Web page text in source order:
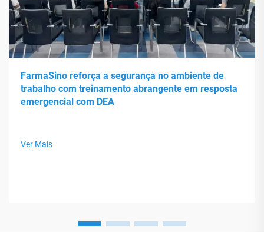
FarmaSino reforça a segurança no ambiente de
trabalho com treinamento abrangente em resposta
emergencial com DEA
Ver Mais